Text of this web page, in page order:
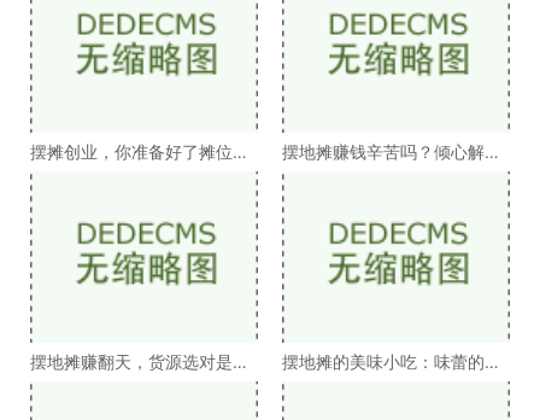
摆摊创业，你准备好了摊位费
吗？
摆地摊赚钱辛苦吗？倾心解析
摆摊人生
摆地摊赚翻天，货源选对是关
键
摆地摊的美味小吃：味蕾的狂
欢，城市的灵魂